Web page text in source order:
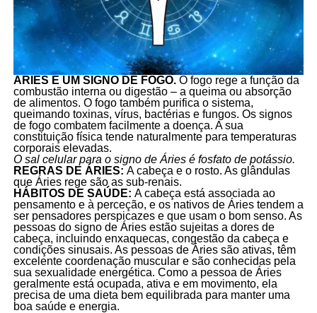
ÁRIES É UM SIGNO DE FOGO.O fogo rege a função da
combustão interna ou digestão – a queima ou absorção
de alimentos. O fogo também purifica o sistema,
queimando toxinas, vírus, bactérias e fungos. Os signos
de fogo combatem facilmente a doença. A sua
constituição física tende naturalmente para temperaturas
corporais elevadas.
O sal celular para o signo de Áries é fosfato de potássio.
REGRAS DE ÁRIES: A cabeça e o rosto. As glândulas
que Áries rege são as sub-renais.
HÁBITOS DE SAÚDE: A cabeça está associada ao
pensamento e à perceção, e os nativos de Áries tendem a
ser pensadores perspicazes e que usam o bom senso. As
pessoas do signo de Áries estão sujeitas a dores de
cabeça, incluindo enxaquecas, congestão da cabeça e
condições sinusais. As pessoas de Áries são ativas, têm
excelente coordenação muscular e são conhecidas pela
sua sexualidade energética. Como a pessoa de Áries
geralmente está ocupada, ativa e em movimento, ela
precisa de uma dieta bem equilibrada para manter uma
boa saúde e energia.